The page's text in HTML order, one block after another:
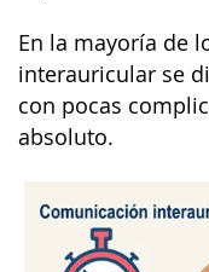
En la mayoría de
interauricular se
con pocas
absoluto.